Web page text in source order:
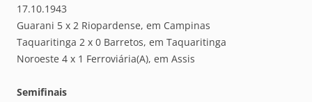
17.10.1943
Guarani 5 x 2 Riopardense, em Campinas
Taquaritinga 2 x 0 Barretos, em Taquaritinga
Noroeste 4 x 1 Ferroviária(A), em Assis
Semifinais